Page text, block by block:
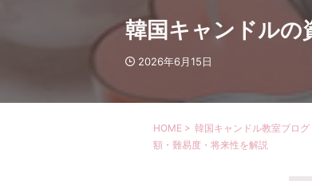
韓国キャンドルの
2026年6月15日
HOME > 韓国キャンドル教室ブログ
額・難易度・将来性を解説